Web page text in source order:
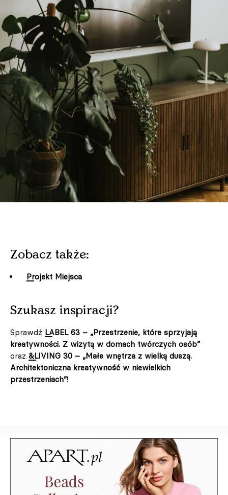
Zobacz także:
Projekt Miejsca
Szukasz inspiracji?
Sprawdź LABEL 63 – „Przestrzenie, które sprzyjają
kreatywności. Z wizytą w domach twórczych osób”
oraz &LIVING 30 – „Małe wnętrza z wielką duszą.
Architektoniczna kreatywność w niewielkich
przestrzeniach”!